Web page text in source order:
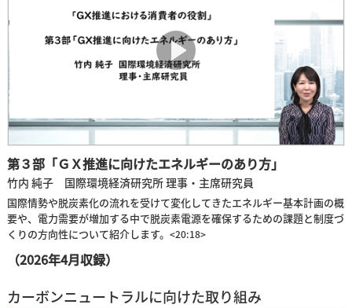
第３部「ＧＸ推進に向けたエネルギーのあり方」
竹内 純子 国際環境経済研究所 理事・主席研究員
国際情勢や脱炭素化の流れを受けて変化してきたエネルギー基本計画の概
要や、電力需要が増加する中で脱炭素電源を確保するための課題と制度づ
くりの方向性について紹介します。 <20:18>
（2026年4月収録）
カーボンニュートラルに向けた取り組み